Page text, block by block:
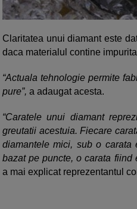
Claritatea unui diamant este
daca materialul contine
“Actuala tehnologie permite
pure”, a adaugat acesta.
“Caratele unui diamant
greutatii acestuia. Fiecare
diamantele mici, sub o carata
bazat pe puncte, o carata
a mai explicat reprezentantul